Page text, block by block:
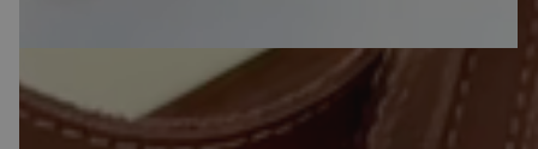
Frete Grátis em compras acima de R$499,90